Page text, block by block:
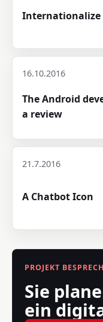
Internationalize
16.10.2016
The Android
a review
21.7.2016
A Chatbot Icon
PROJEKT
Sie
ein